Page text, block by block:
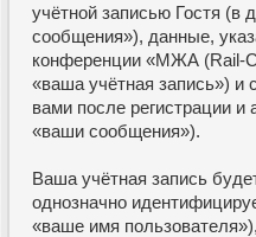
учётной записью Гостя
сообщения»), данные,
конференции «МЖА (Rail-
«ваша учётная запись») и
вами после регистрации
«ваши сообщения»).
Ваша учётная запись
однозначно
«ваше имя